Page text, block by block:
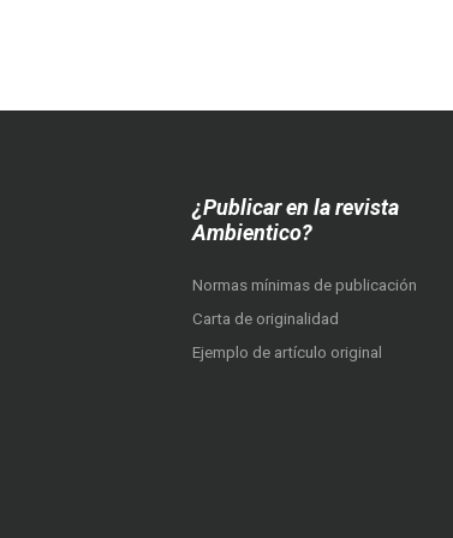
¿Publicar en la revista
Ambientico?
Normas mínimas de publicación
Carta de originalidad
Ejemplo de artículo original